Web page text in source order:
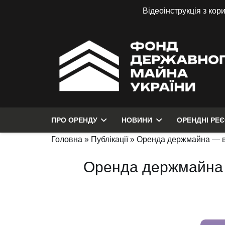
Відеоінструкція з
ПРО ОРЕНДУ НОВИНИ ОРЕНДНІ
Головна » Публікації» Оренда держмайна —
Оренда держмайна